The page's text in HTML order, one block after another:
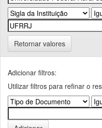
Retornar valores
Adicionar filtros:
Utilizar filtros para refinar o